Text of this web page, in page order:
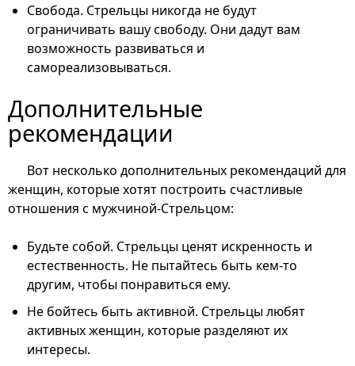
Свобода. Стрельцы никогда не будут
ограничивать вашу свободу. Они дадут вам
возможность развиваться и
самореализовываться.
Дополнительные
рекомендации
Вот несколько дополнительных рекомендаций для
женщин, которые хотят построить счастливые
отношения с мужчиной-Стрельцом:
Будьте собой. Стрельцы ценят искренность и
естественность. Не пытайтесь быть кем-то
другим, чтобы понравиться ему.
Не бойтесь быть активной. Стрельцы любят
активных женщин, которые разделяют их
интересы.